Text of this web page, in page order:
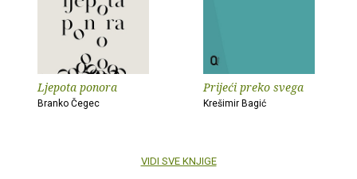
Ljepota ponora
Branko Čegec
Prijeći preko svega
Krešimir Bagić
VIDI SVE KNJIGE